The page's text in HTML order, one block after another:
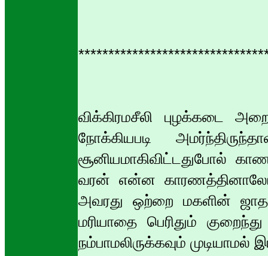
விக்கிரமசீலி புழக்கடை
நோக்கியபடி
சூனியமாகிவிட்டதுபோல்
வரன் என்ன காரணத்தினாலோ
அவரது ஒற்றை மகளின்
மரியாதை பெரிதும்
நம்பாமலிருக்கவும்